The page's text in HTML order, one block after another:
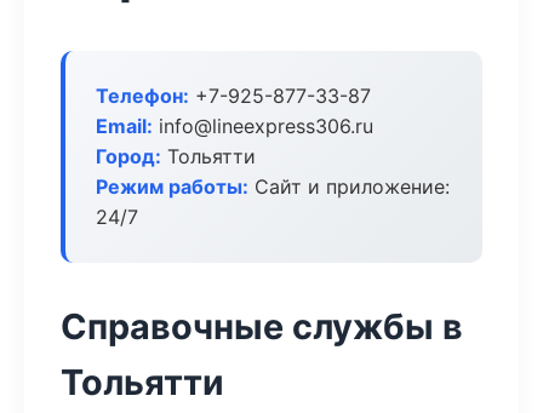
Телефон: +7-925-877-33-87
Email: info@lineexpress306.ru
Город: Тольятти
Режим работы: Сайт и приложение:
24/7
Справочные службы в
Тольятти